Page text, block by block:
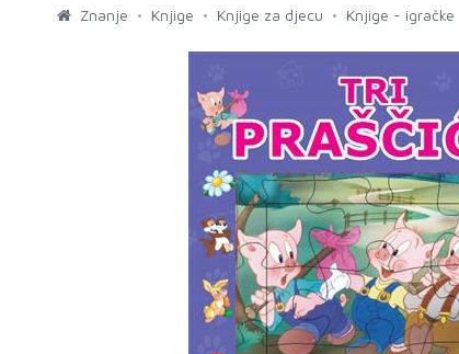
Znanje Knjige Knjige za djecu Knjige - igračke